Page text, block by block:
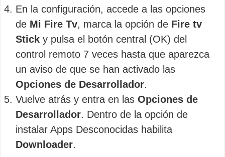
En la configuración, accede a las opciones
de Mi Fire Tv, marca la opción de Fire tv
Stick y pulsa el botón central (OK) del
control remoto 7 veces hasta que aparezca
un aviso de que se han activado las
Opciones de Desarrollador.
Vuelve atrás y entra en las Opciones de
Desarrollador. Dentro de la opción de
instalar Apps Desconocidas habilita
Downloader.